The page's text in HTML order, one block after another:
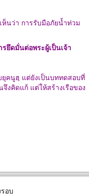
รยึดมั่นต่อพระผู้เป็นเจ้า
นูฮฺ แต่ยังเป็นบททดสอบที่
งคิดแก้ แต่ให้สร้างเรือของ
อบ